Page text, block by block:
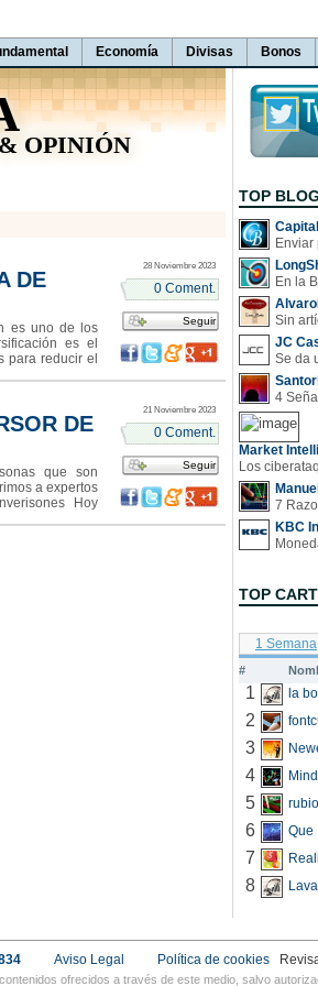
Economía Divisas Bonos
OPINIÓN
DE
es uno de los
es el
para reducir el
28 Noviembre 2023
0 Coment.
Seguir
DE
que son
a expertos
Hoy
21 Noviembre 2023
0 Coment.
Seguir
TOP
En la
Sin
JC
Market
7
KBC
TOP
1 Semana
#
1
2
3
4
5
6 Que
7
8
Aviso Legal Política de cookies
ofrecidos a través de este medio, salvo